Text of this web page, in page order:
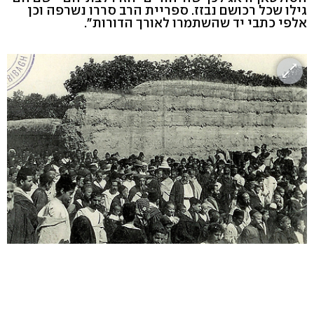
גילו שכל רכושם נבזז. ספריית הרב סררו נשרפה וכן
אלפי כתבי יד שהשתמרו לאורך הדורות".